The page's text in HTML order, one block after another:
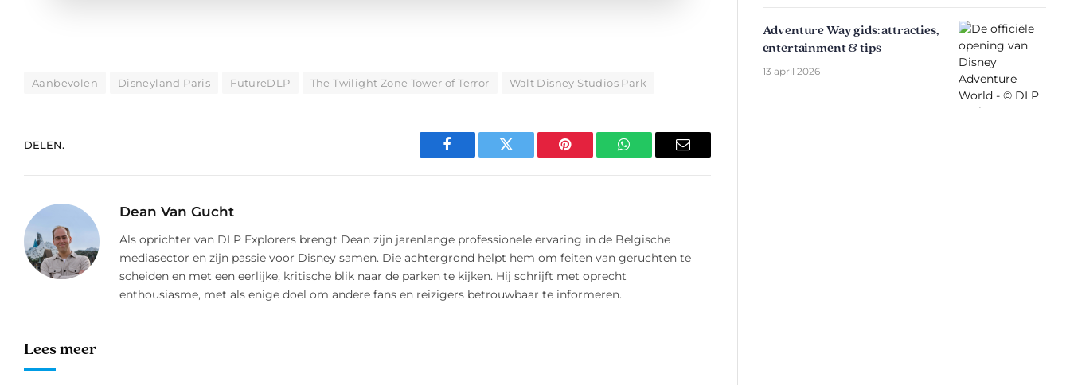
Aanbevolen Disneyland Paris FutureDLP The Twilight Zone Tower of Terror Walt Disney Studios Park
DELEN.
Facebook Twitter Pinterest WhatsAppE-
Dean Van Gucht
Als oprichter van DLP Explorers brengt Dean zijn jarenlange professionele ervaring in de Belgische
mediasector en zijn passie voor Disney samen. Die achtergrond helpt hem om feiten van geruchten te
scheiden en met een eerlijke, kritische blik naar de parken te kijken. Hij schrijft met oprecht
enthousiasme, met als enige doel om andere fans en reizigers betrouwbaar te informeren.
Lees meer
Adventure Way gids: attracties,
entertainment & tips
13 april 2026